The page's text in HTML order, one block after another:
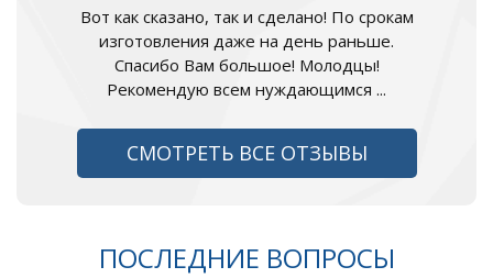
Вот как сказано, так и сделано! По срокам
изготовления даже на день раньше.
Спасибо Вам большое! Молодцы!
Рекомендую всем нуждающимся ...
СМОТРЕТЬ ВСЕ ОТЗЫВЫ
ПОСЛЕДНИЕ ВОПРОСЫ